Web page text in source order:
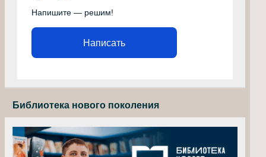
Напишите — решим!
Написать
Библиотека нового поколения